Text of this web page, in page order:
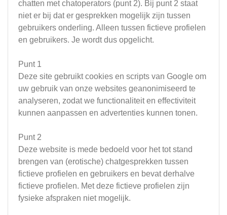
chatten met chatoperators (punt 2). Bij punt 2 staat
niet er bij dat er gesprekken mogelijk zijn tussen
gebruikers onderling. Alleen tussen fictieve profielen
en gebruikers. Je wordt dus opgelicht.
Punt 1
Deze site gebruikt cookies en scripts van Google om
uw gebruik van onze websites geanonimiseerd te
analyseren, zodat we functionaliteit en effectiviteit
kunnen aanpassen en advertenties kunnen tonen.
Punt 2
Deze website is mede bedoeld voor het tot stand
brengen van (erotische) chatgesprekken tussen
fictieve profielen en gebruikers en bevat derhalve
fictieve profielen. Met deze fictieve profielen zijn
fysieke afspraken niet mogelijk.